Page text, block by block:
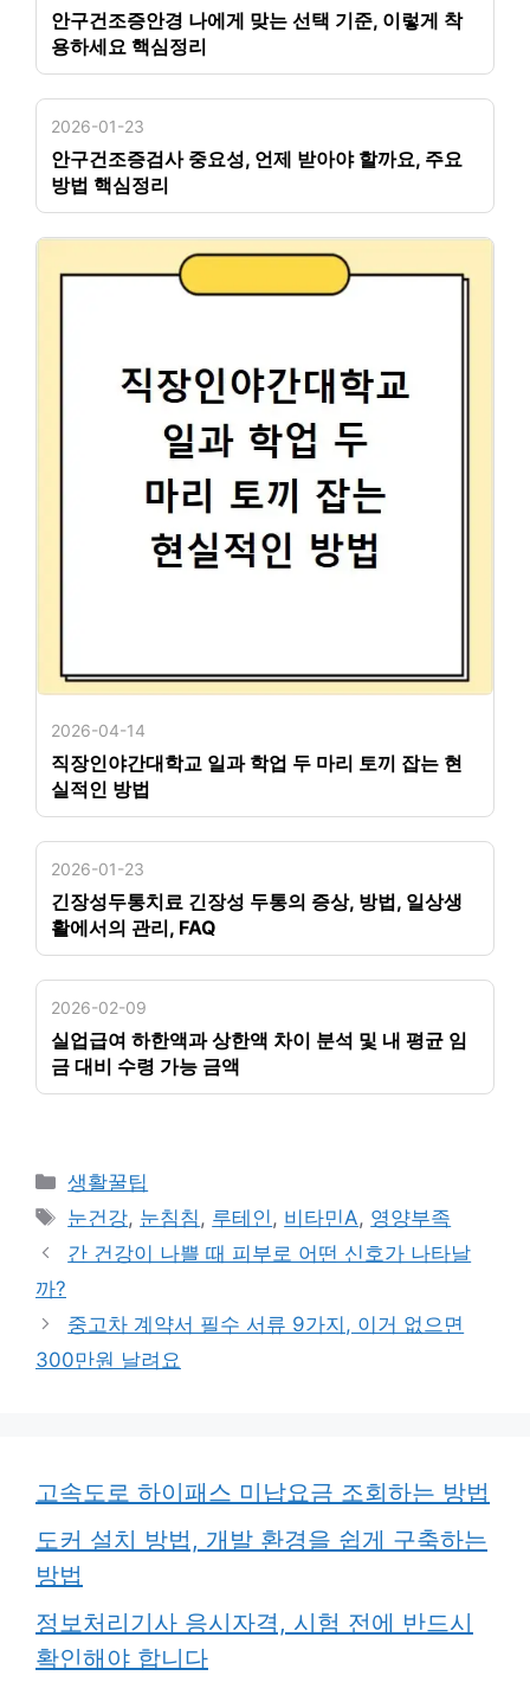
안구건조증안경 나에게 맞는 선택 기준, 이렇게 착
용하세요 핵심정리
2026-01-23
안구건조증검사 중요성, 언제 받아야 할까요, 주요
방법 핵심정리
2026-04-14
직장인야간대학교 일과 학업 두 마리 토끼 잡는 현
실적인 방법
2026-01-23
긴장성두통치료 긴장성 두통의 증상, 방법, 일상생
활에서의 관리, FAQ
2026-02-09
실업급여 하한액과 상한액 차이 분석 및 내 평균 임
금 대비 수령 가능 금액
카
테
리
생활꿀팁
태
그
눈건강, 눈침침, 루테인, 비타민A, 영양부족
간 건강이 나쁠 때 피부로 어떤 신호가 나타날
까?
중고차 계약서 필수 서류 9가지, 이거 없으면
300만원 날려요
고속도로 하이패스 미납요금 조회하는 방법
도커 설치 방법, 개발 환경을 쉽게 구축하는
방법
정보처리기사 응시자격, 시험 전에 반드시
확인해야 합니다